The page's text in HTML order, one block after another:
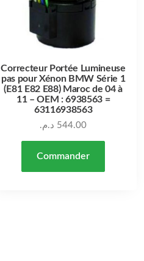
Correcteur Portée Lumineuse
pas pour Xénon BMW Série 1
(E81 E82 E88) Maroc de 04 à
11 – OEM : 6938563 =
63116938563
544.00 د.م.
Commander